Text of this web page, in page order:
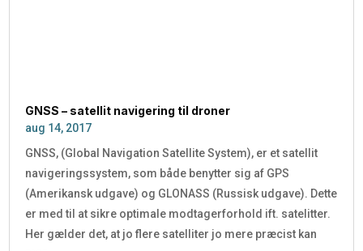
GNSS – satellit navigering til droner
aug 14, 2017
GNSS, (Global Navigation Satellite System), er et satellit
navigeringssystem, som både benytter sig af GPS
(Amerikansk udgave) og GLONASS (Russisk udgave). Dette
er med til at sikre optimale modtagerforhold ift. satelitter.
Her gælder det, at jo flere satelliter jo mere præcist kan